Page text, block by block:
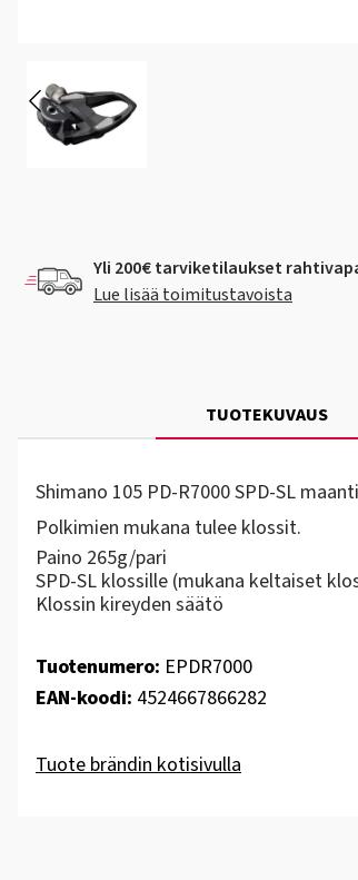
Yli 200€ tarviketilaukset
Lue lisää toimitustavoista
TUOTEKUVAUS
Shimano 105 PD-R7000 SPD-SL
Polkimien mukana tulee klossit.
Paino 265g/pari
SPD-SL klossille (mukana keltaiset
Klossin kireyden säätö
Tuotenumero: EPDR7000
EAN-koodi: 4524667866282
Tuote brändin kotisivulla